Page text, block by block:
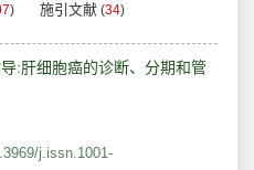
) 施引文献 (34)
:肝细胞癌的诊断、分期和管
j.issn.1001-